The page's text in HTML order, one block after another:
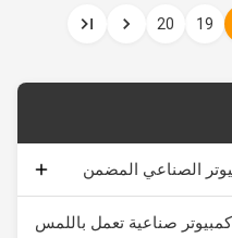
19
20
الصناعي المضمن
صناعية تعمل باللمس